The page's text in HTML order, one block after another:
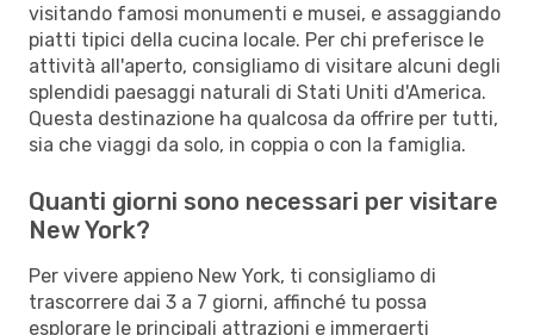
visitando famosi monumenti e musei, e assaggiando
piatti tipici della cucina locale. Per chi preferisce le
attività all'aperto, consigliamo di visitare alcuni degli
splendidi paesaggi naturali di Stati Uniti d'America.
Questa destinazione ha qualcosa da offrire per tutti,
sia che viaggi da solo, in coppia o con la famiglia.
Quanti giorni sono necessari per visitare
New York?
Per vivere appieno New York, ti consigliamo di
trascorrere dai 3 a 7 giorni, affinché tu possa
esplorare le principali attrazioni e immergerti